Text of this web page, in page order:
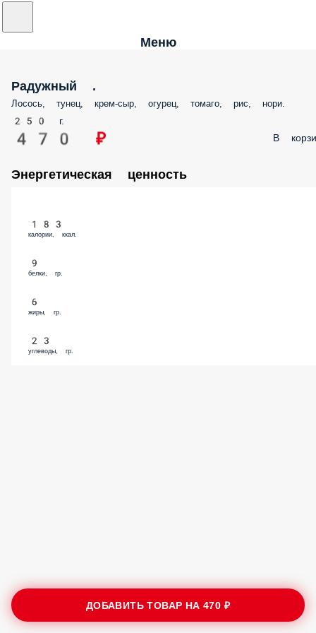
Меню
Радужный .
Лосось, тунец, крем-сыр, огурец, томаго, рис, нори.
250 г.
470 ₽ В
Энергетическая ценность
183
калории, ккал.
9
белки, гр.
6
жиры, гр.
23
углеводы, гр.
ДОБАВИТЬ ТОВАР НА470 ₽